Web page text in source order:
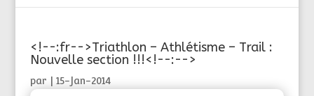
<!--:fr-->Triathlon – Athlétisme – Trail :
Nouvelle section !!!<!--:-->
par 15-Jan-2014